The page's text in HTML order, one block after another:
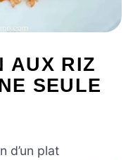
AUX RIZ
SEULE
d’un plat